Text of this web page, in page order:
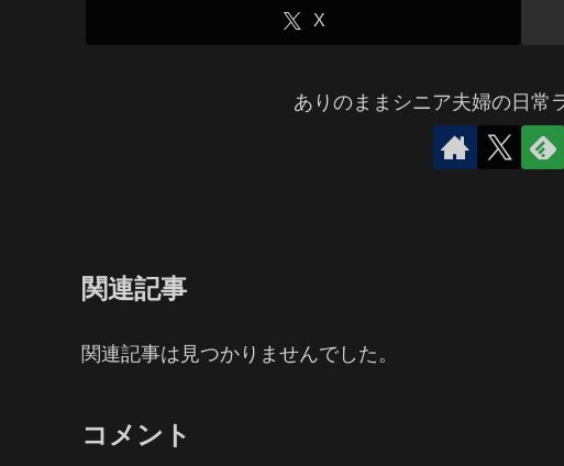
X
ありのままシニア夫婦の日常
関連記事
関連記事は見つかりませんでした。
コメント